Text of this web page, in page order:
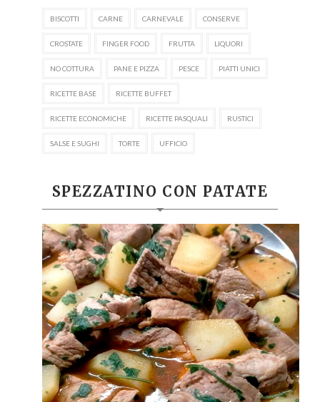
BISCOTTI CARNE CARNEVALE CONSERVE
CROSTATE FINGER FOOD FRUTTA LIQUORI
NO COTTURA PANE E PIZZA PESCE PIATTI UNICI
RICETTE BASE RICETTE BUFFET
RICETTE ECONOMICHE RICETTE PASQUALI RUSTICI
SALSE E SUGHI TORTE UFFICIO
SPEZZATINO CON PATATE